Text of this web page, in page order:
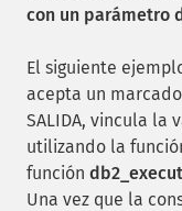
con un parámetro
El siguiente
acepta un
SALIDA, vincula la
utilizando la
función
Una vez que la